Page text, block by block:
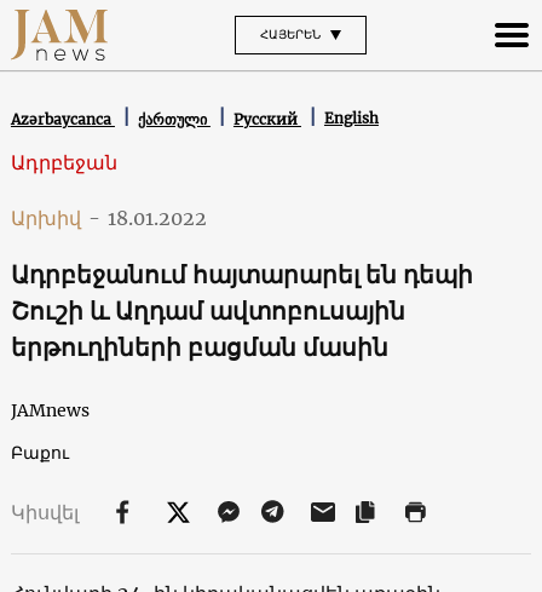
ՀԱՅԵՐԵՆ
Azərbaycanca ქართული Русский English
Ադրբեջան
Արխիվ - 18.01.2022
Ադրբեջանում հայտարարել են դեպի
Շուշի և Աղդամ ավտոբուսային
երթուղիների բացման մասին
JAMnews
Բաքու
Կիսվել